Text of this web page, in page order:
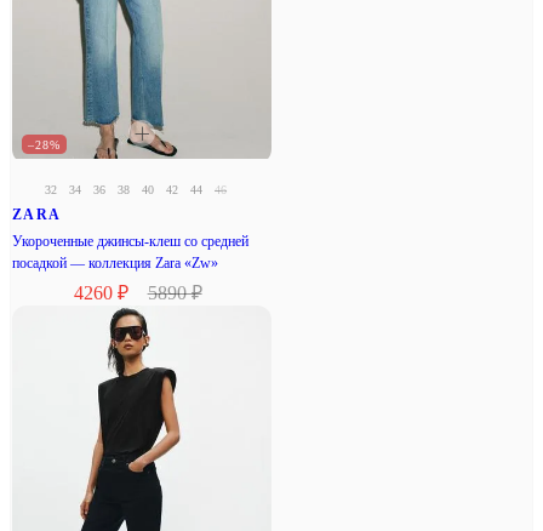
–28%
32 34 36 38 40 42 44 46
ZARA
Укороченные джинсы-клеш со средней
посадкой — коллекция Zara «Zw»
4260 ₽ 5890 ₽